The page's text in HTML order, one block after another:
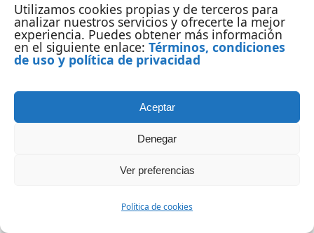
Utilizamos cookies propias y de terceros para
analizar nuestros servicios y ofrecerte la mejor
experiencia. Puedes obtener más información
en el siguiente enlace: Términos, condiciones
de uso y política de privacidad
Aceptar
Denegar
Ver preferencias
Política de cookies
altamente cualificadas.
4. Ignorar las actualizaciones de Google.
Google actualiza su algoritmo cientos de
importantes. Seguir la industria, leer sobre los
cambios y adaptar las estrategias es parte
fundamental del trabajo.
5. No construir marca personal.
clientes contratan personas, no solo servicios.